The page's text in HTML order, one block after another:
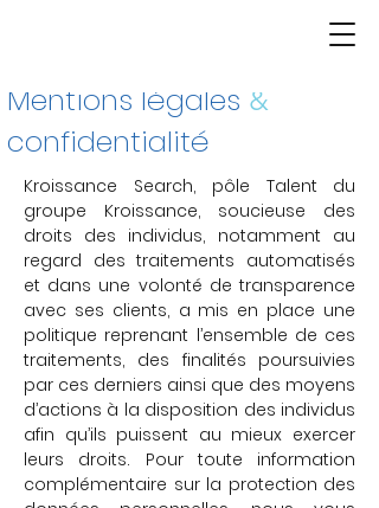
Mentions légales &
confidentialité
Kroissance Search, pôle Talent du
groupe Kroissance, soucieuse des
droits des individus, notamment au
regard des traitements automatisés
et dans une volonté de transparence
avec ses clients, a mis en place une
politique reprenant l’ensemble de ces
traitements, des finalités poursuivies
par ces derniers ainsi que des moyens
d’actions à la disposition des individus
afin qu’ils puissent au mieux exercer
leurs droits. Pour toute information
complémentaire sur la protection des